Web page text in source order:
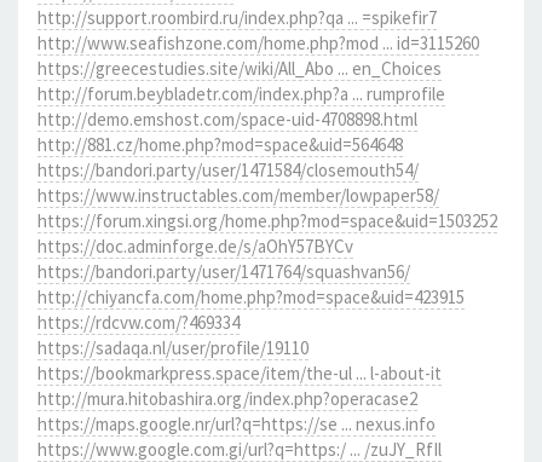
http://support.roombird.ru/index.php?qa ... =spikefir7
http://www.seafishzone.com/home.php?mod ... id=3115260
https://greecestudies.site/wiki/All_Abo ... en_Choices
http://forum.beybladetr.com/index.php?a ... rumprofile
http://demo.emshost.com/space-uid-4708898.html
http://881.cz/home.php?mod=space&uid=564648
https://bandori.party/user/1471584/closemouth54/
https://www.instructables.com/member/lowpaper58/
https://forum.xingsi.org/home.php?mod=space&uid=1503252
https://doc.adminforge.de/s/aOhY57BYCv
https://bandori.party/user/1471764/squashvan56/
http://chiyancfa.com/home.php?mod=space&uid=423915
https://rdcvw.com/?469334
https://sadaqa.nl/user/profile/19110
https://bookmarkpress.space/item/the-ul ... l-about-it
http://mura.hitobashira.org/index.php?operacase2
https://maps.google.nr/url?q=https://se ... nexus.info
https://www.google.com.gi/url?q=https:/ ... /zuJY_RfIl